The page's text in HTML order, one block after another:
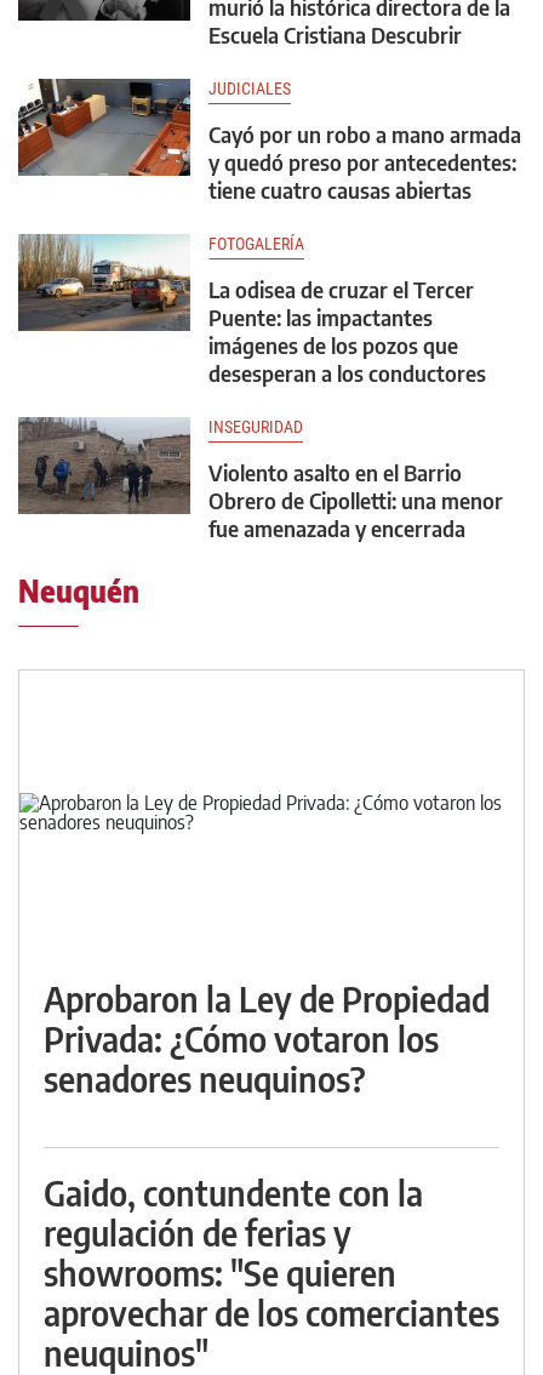
murió la histórica directora de la
Escuela Cristiana Descubrir
JUDICIALES
Cayó por un robo a mano armada
y quedó preso por antecedentes:
tiene cuatro causas abiertas
FOTOGALERÍA
La odisea de cruzar el Tercer
Puente: las impactantes
imágenes de los pozos que
desesperan a los conductores
INSEGURIDAD
Violento asalto en el Barrio
Obrero de Cipolletti: una menor
fue amenazada y encerrada
Neuquén
Aprobaron la Ley de Propiedad
Privada: ¿Cómo votaron los
senadores neuquinos?
Gaido, contundente con la
regulación de ferias y
showrooms: "Se quieren
aprovechar de los comerciantes
neuquinos"